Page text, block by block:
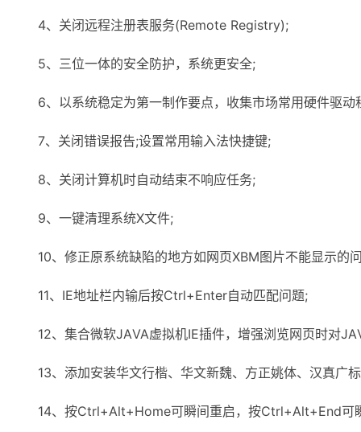
4、关闭远程注册表服务(Remote Registry);
5、三位一体的安全防护，系统更安全;
6、以系统稳定为第一制作要点，收集市场常用硬件驱动
7、关闭错误报告;设置常用输入法快捷键;
8、关闭计算机时自动结束不响应任务;
9、一键清理系统X文件;
10、修正原系统缺陷的地方如网页XBM图片不能显示的
11、IE地址栏内输后按Ctrl+Enter自动匹配问题;
12、集合微软JАVA虚拟机IE插件，增强浏览网页时对
13、添加安装华文行楷、华文新魏、方正姚体、汉真广
14、按Ctrl+Alt+Home可瞬间重启，按Ctrl+Alt+End可